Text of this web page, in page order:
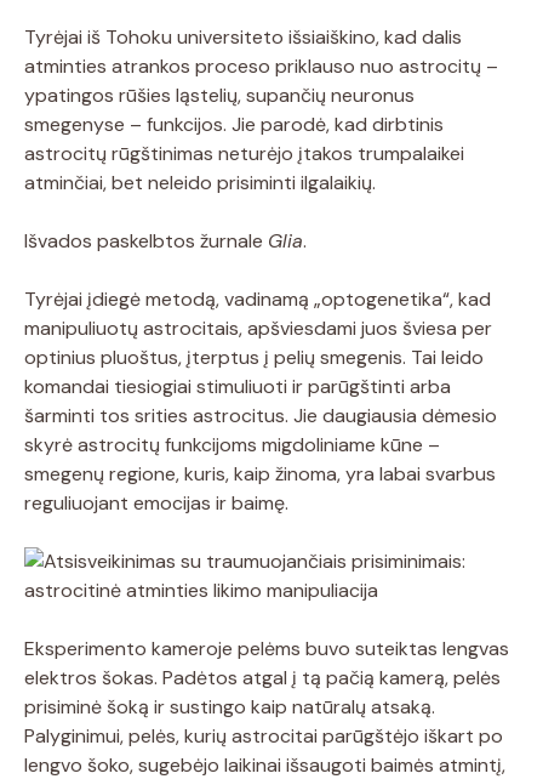
Tyrėjai iš Tohoku universiteto išsiaiškino, kad dalis
atminties atrankos proceso priklauso nuo astrocitų –
ypatingos rūšies ląstelių, supančių neuronus
smegenyse – funkcijos. Jie parodė, kad dirbtinis
astrocitų rūgštinimas neturėjo įtakos trumpalaikei
atminčiai, bet neleido prisiminti ilgalaikių.
Išvados paskelbtos žurnale Glia.
Tyrėjai įdiegė metodą, vadinamą „optogenetika“, kad
manipuliuotų astrocitais, apšviesdami juos šviesa per
optinius pluoštus, įterptus į pelių smegenis. Tai leido
komandai tiesiogiai stimuliuoti ir parūgštinti arba
šarminti tos srities astrocitus. Jie daugiausia dėmesio
skyrė astrocitų funkcijoms migdoliniame kūne –
smegenų regione, kuris, kaip žinoma, yra labai svarbus
reguliuojant emocijas ir baimę.
Eksperimento kameroje pelėms buvo suteiktas lengvas
elektros šokas. Padėtos atgal į tą pačią kamerą, pelės
prisiminė šoką ir sustingo kaip natūralų atsaką.
Palyginimui, pelės, kurių astrocitai parūgštėjo iškart po
lengvo šoko, sugebėjo laikinai išsaugoti baimės atmintį,